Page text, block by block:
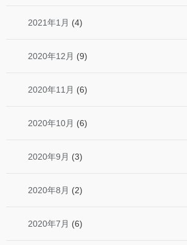
2021年1月 (4)
2020年12月 (9)
2020年11月 (6)
2020年10月 (6)
2020年9月 (3)
2020年8月 (2)
2020年7月 (6)